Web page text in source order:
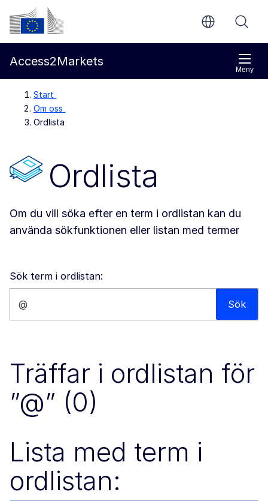
Gå direkt till innehållet
Europeiska kommissionen
Meny
Access2Markets
Start
Om oss
Ordlista
Ordlista
Om du vill söka efter en term i ordlistan kan du
använda sökfunktionen eller listan med termer
Sök term i ordlistan:
Sök på den här webbplatsen Sök
Träffar i ordlistan för
”@” (0)
Lista med term i
ordlistan: